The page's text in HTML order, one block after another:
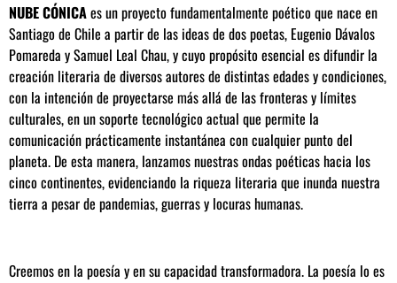
NUBE CÓNICAes un proyecto fundamentalmente poético que nace en
Santiago de Chile a partir de las ideas de dos poetas, Eugenio Dávalos
Pomareda y Samuel Leal Chau, y cuyo propósito esencial es difundir la
creación literaria de diversos autores de distintas edades y condiciones,
con la intención de proyectarse más allá de las fronteras y límites
culturales, en un soporte tecnológico actual que permite la
comunicación prácticamente instantánea con cualquier punto del
planeta. De esta manera, lanzamos nuestras ondas poéticas hacia los
cinco continentes, evidenciando la riqueza literaria que inunda nuestra
tierra a pesar de pandemias, guerras y locuras humanas.
Creemos en la poesía y en su capacidad transformadora. La poesía lo es